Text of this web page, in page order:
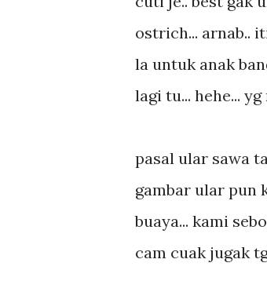
ostrich... arnab..
la untuk anak
lagi tu... hehe...
pasal ular sawa
gambar ular pun
buaya... kami
cam cuak jugak